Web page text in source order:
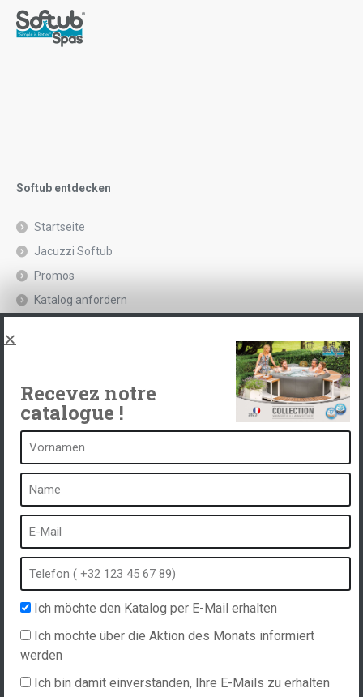
Softub entdecken
Startseite
Jacuzzi Softub
Promos
Katalog anfordern
Ein Spa ist ...
Was ist ein Heilbad?
Schaumbad
Freibad
Kurort im Winter
Eingebauter Whirlpool
Spa und Hydrotherapie
Recevez notre
catalogue !
Ich möchte den Katalog per E-Mail erhalten
Ich möchte über die Aktion des Monats informiert
werden
Ich bin damit einverstanden, Ihre E-Mails zu erhalten